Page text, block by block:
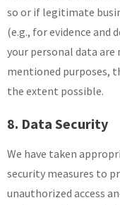
so or if legitimate
(e.g., for evidence and
your personal data
mentioned purposes,
the extent possible.
8. Data Security
We have taken
security measures to
unauthorized access